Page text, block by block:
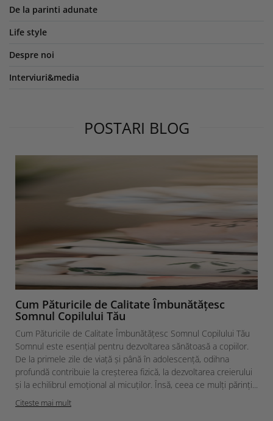
De la parinti adunate
Life style
Despre noi
Interviuri&media
POSTARI BLOG
Cum Păturicile de Calitate Îmbunătățesc
Somnul Copilului Tău
Cum Păturicile de Calitate Îmbunătățesc Somnul Copilului Tău
Somnul este esențial pentru dezvoltarea sănătoasă a copiilor.
De la primele zile de viață și până în adolescență, odihna
profundă contribuie la creșterea fizică, la dezvoltarea creierului
și la echilibrul emoțional al micuților. Însă, ceea ce mulți părinți...
Citeste mai mult